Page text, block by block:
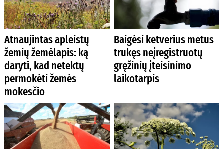
Atnaujintas apleistų
žemių žemėlapis: ką
daryti, kad netektų
permokėti žemės
mokesčio
Baigėsi ketverius metus
trukęs neįregistruotų
gręžinių įteisinimo
laikotarpis